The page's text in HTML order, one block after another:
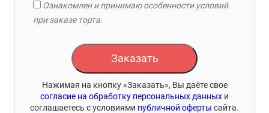
Ознакомлен и принимаю особенности условий
при заказе торта.
Заказать
Нажимая на кнопку «Заказать», Вы даёте свое
согласие на обработку персональных данных и
соглашаетесь с условиями публичной оферты сайта.